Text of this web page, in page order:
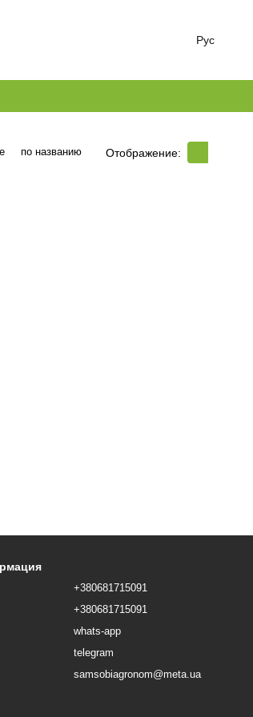
Рус
по названию Отображение:
+380681715091
+380681715091
whats-app
telegram
samsobiagronom@meta.ua